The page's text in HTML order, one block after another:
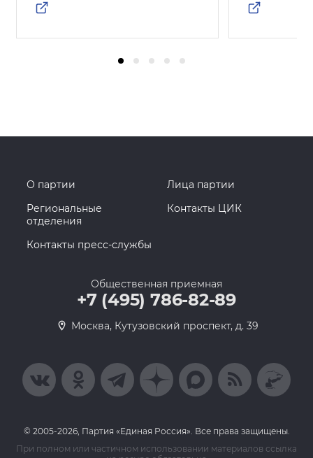
О партии
Лица партии
Региональные
отделения
Контакты ЦИК
Контакты пресс-службы
Общественная приемная
+7 (495) 786-82-89
Москва, Кутузовский проспект, д. 39
© 2005-2026, Партия «Единая Россия». Все права защищены.
При полном или частичном использовании материалов ссылка